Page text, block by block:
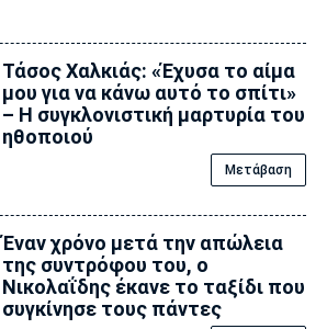
Τάσος Χαλκιάς: «Έχυσα το αίμα
μου για να κάνω αυτό το σπίτι»
– Η συγκλονιστική μαρτυρία του
ηθοποιού
Μετάβαση
Έναν χρόνο μετά την απώλεια
της συντρόφου του, ο
Νικολαΐδης έκανε το ταξίδι που
συγκίνησε τους πάντες